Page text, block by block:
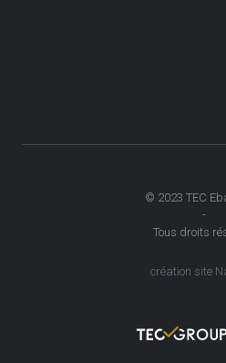
© 2023 TEC
-
Tous droits
création site